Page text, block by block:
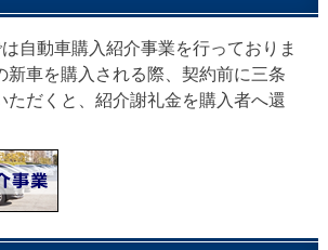
自動車購入紹介事業を行っておりま
新車を購入される際、契約前に三条
ただくと、紹介謝礼金を購入者へ還